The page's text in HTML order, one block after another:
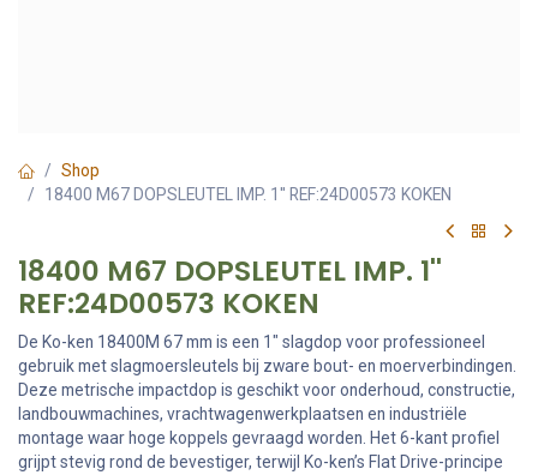
Shop
18400 M67 DOPSLEUTEL IMP. 1'' REF:24D00573 KOKEN
18400 M67 DOPSLEUTEL IMP. 1''
REF:24D00573 KOKEN
De Ko-ken 18400M 67 mm is een 1" slagdop voor professioneel
gebruik met slagmoersleutels bij zware bout- en moerverbindingen.
Deze metrische impactdop is geschikt voor onderhoud, constructie,
landbouwmachines, vrachtwagenwerkplaatsen en industriële
montage waar hoge koppels gevraagd worden. Het 6-kant profiel
grijpt stevig rond de bevestiger, terwijl Ko-ken’s Flat Drive-principe